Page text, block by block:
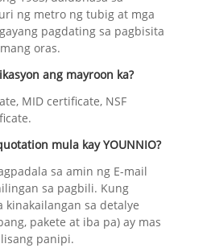
ng metro ng tubig at mga
pagdating sa pagbisita
oras.
ang mayroon ka?
MID certificate, NSF
mula kay YOUNNIO?
sa amin ng E-mail
sa pagbili. Kung
kinakailangan sa detalye
pakete at iba pa) ay mas
panipi.